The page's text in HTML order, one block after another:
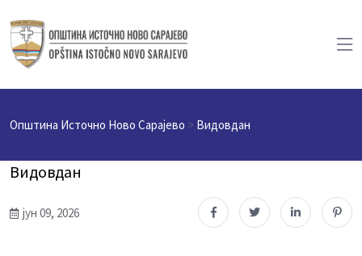
Општина Источно Ново Сарајево > Видовдан
Видовдан
јун 09, 2026